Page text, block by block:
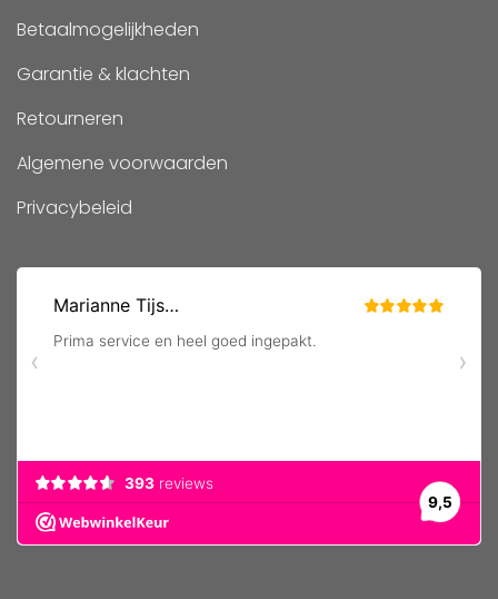
Betaalmogelijkheden
Garantie & klachten
Retourneren
Algemene voorwaarden
Privacybeleid